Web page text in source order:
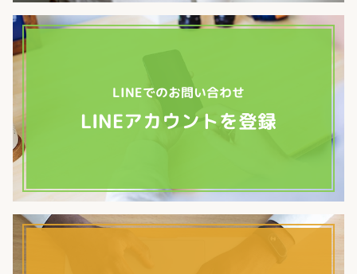
LINEでのお問い合わせ
LINEアカウントを登録